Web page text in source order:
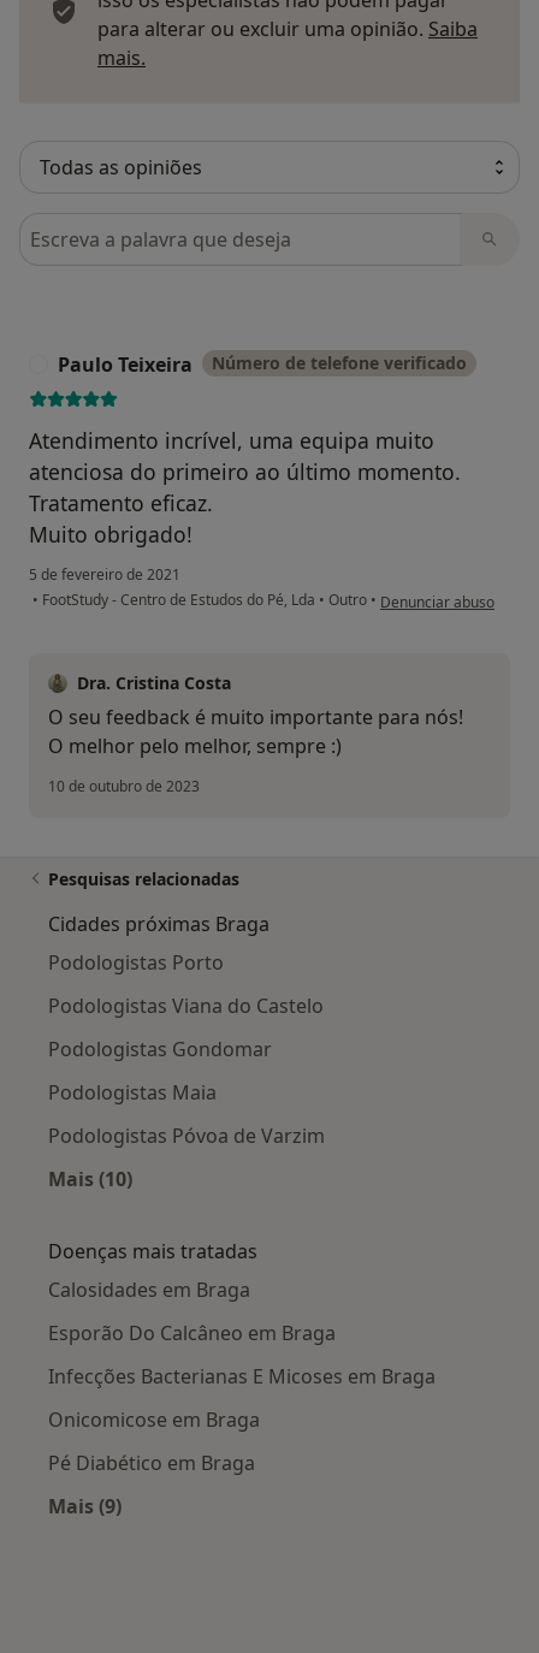
para alterar ou excluir uma opinião. Saiba
mais.
Pesquisar em opiniões
Paulo Teixeira Número de telefone verificado
Atendimento incrível, uma equipa muito
atenciosa do primeiro ao último momento.
Tratamento eficaz.
Muito obrigado!
5 de fevereiro de 2021
• FootStudy - Centro de Estudos do Pé, Lda • Outro • na opinião do
Denunciar abuso
Dra. Cristina Costa
O seu feedback é muito importante para nós!
O melhor pelo melhor, sempre :)
10 de outubro de 2023
Pesquisas relacionadas
Cidades próximas Braga
Podologistas Porto
Podologistas Viana do Castelo
Podologistas Gondomar
Podologistas Maia
Podologistas Póvoa de Varzim
Mais (10)
Doenças mais tratadas
Calosidades em Braga
Esporão Do Calcâneo em Braga
Infecções Bacterianas E Micoses em Braga
Onicomicose em Braga
Pé Diabético em Braga
Mais (9)